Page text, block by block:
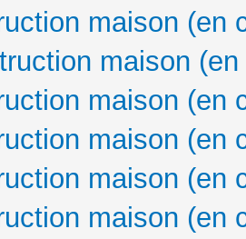
maison (en
maison
maison (en
maison (en
maison (en
maison (en